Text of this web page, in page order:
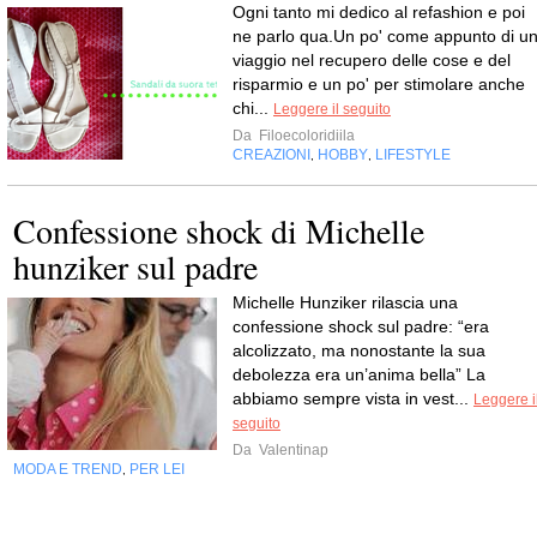
Ogni tanto mi dedico al refashion e poi
ne parlo qua.Un po' come appunto di un
viaggio nel recupero delle cose e del
risparmio e un po' per stimolare anche
chi...
Leggere il seguito
Da Filoecoloridiila
CREAZIONI
HOBBY LIFESTYLE
Confessione shock di Michelle
hunziker sul padre
Michelle Hunziker rilascia una
confessione shock sul padre: “era
alcolizzato, ma nonostante la sua
debolezza era un’anima bella” La
abbiamo sempre vista in vest...
Leggere
seguito
Da Valentinap
MODA E TREND
PER LEI